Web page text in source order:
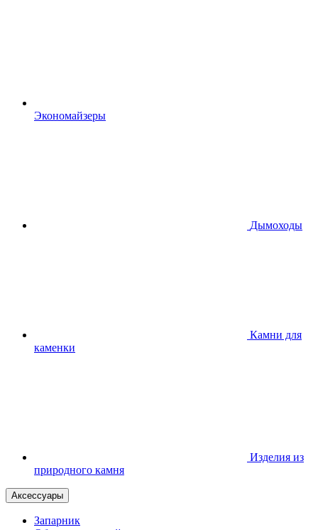
Экономайзеры
Дымоходы
Камни для
каменки
Изделия из
природного камня
Аксессуары
Запарник